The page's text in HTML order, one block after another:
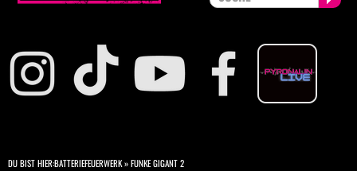
DU BIST HIER:BATTERIEFEUERWERK»FUNKE GIGANT 2